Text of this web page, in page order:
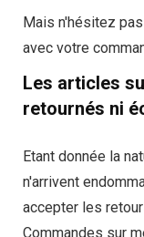
Mais n'hésitez
avec votre
Les articles
retournés ni
Etant donnée la
n'arrivent
accepter les
Commandes sur